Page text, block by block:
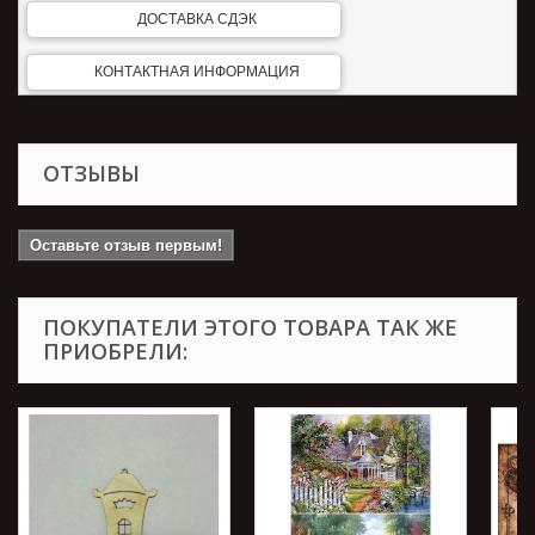
ДОСТАВКА СДЭК
КОНТАКТНАЯ ИНФОРМАЦИЯ
ОТЗЫВЫ
Оставьте отзыв первым!
ПОКУПАТЕЛИ ЭТОГО ТОВАРА ТАК ЖЕ
ПРИОБРЕЛИ: